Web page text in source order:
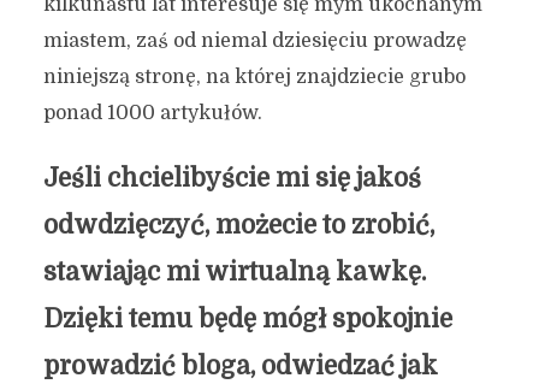
kilkunastu lat interesuje się mym ukochanym
miastem, zaś od niemal dziesięciu prowadzę
niniejszą stronę, na której znajdziecie grubo
ponad 1000 artykułów.
Jeśli chcielibyście mi się jakoś
odwdzięczyć, możecie to zrobić,
stawiając mi wirtualną kawkę.
Dzięki temu będę mógł spokojnie
prowadzić bloga, odwiedzać jak